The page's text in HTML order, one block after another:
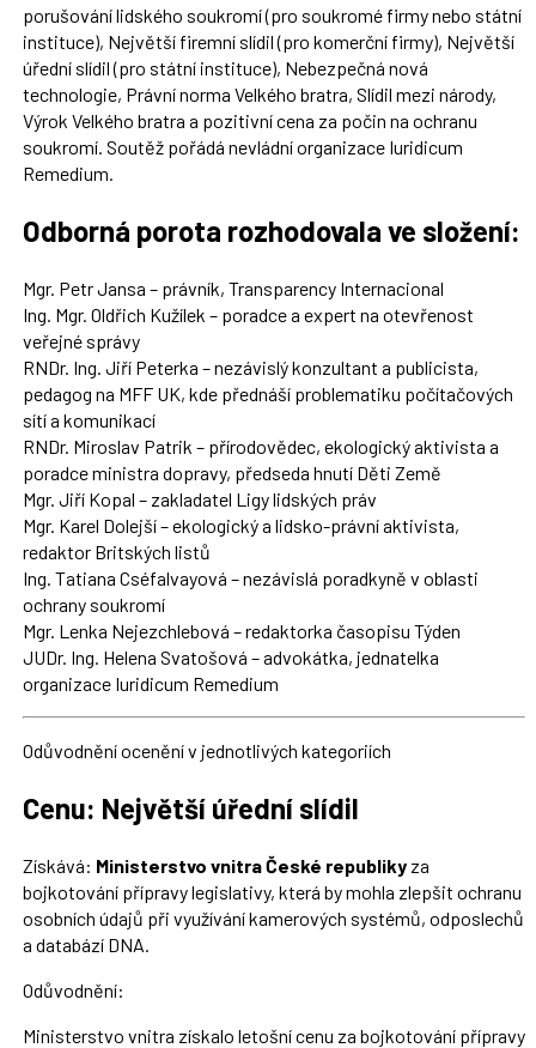
porušování lidského soukromí (pro soukromé firmy nebo státní
instituce), Největší firemní slídil (pro komerční firmy), Největší
úřední slídil (pro státní instituce), Nebezpečná nová
technologie, Právní norma Velkého bratra, Slídil mezi národy,
Výrok Velkého bratra a pozitivní cena za počin na ochranu
soukromí. Soutěž pořádá nevládní organizace Iuridicum
Remedium.
Odborná porota rozhodovala ve složení:
Mgr. Petr Jansa – právník, Transparency Internacional
Ing. Mgr. Oldřich Kužílek – poradce a expert na otevřenost
veřejné správy
RNDr. Ing. Jiří Peterka – nezávislý konzultant a publicista,
pedagog na MFF UK, kde přednáší problematiku počítačových
sítí a komunikací
RNDr. Miroslav Patrik – přírodovědec, ekologický aktivista a
poradce ministra dopravy, předseda hnutí Děti Země
Mgr. Jiří Kopal – zakladatel Ligy lidských práv
Mgr. Karel Dolejší – ekologický a lidsko-právní aktivista,
redaktor Britských listů
Ing. Tatiana Cséfalvayová – nezávislá poradkyně v oblasti
ochrany soukromí
Mgr. Lenka Nejezchlebová – redaktorka časopisu Týden
JUDr. Ing. Helena Svatošová – advokátka, jednatelka
organizace Iuridicum Remedium
Odůvodnění ocenění v jednotlivých kategoriích
Cenu: Největší úřední slídil
Získává: Ministerstvo vnitra České republikyza
bojkotování přípravy legislativy, která by mohla zlepšit ochranu
osobních údajů při využívání kamerových systémů, odposlechů
a databází DNA.
Odůvodnění:
Ministerstvo vnitra získalo letošní cenu za bojkotování přípravy